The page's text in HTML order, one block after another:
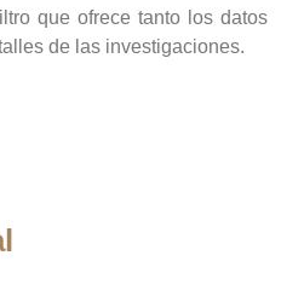
que ofrece tanto los datos
de las investigaciones.